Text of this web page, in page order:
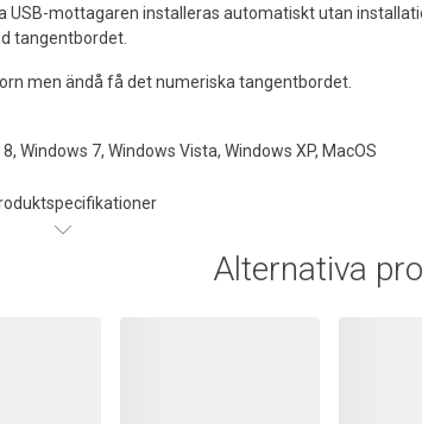
USB-mottagaren installeras automatiskt utan
tangentbordet.
men ändå få det numeriska tangentbordet.
Windows 7, Windows Vista, Windows XP, MacOS
Alternativa